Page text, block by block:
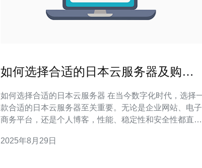
如何选择合适的日本云服务器及购买
如何选择合适的日本云服务器 在当今数字化时代，选择一
款合适的日本云服务器至关重要。无论是企业网站、电子
商务平台，还是个人博客，性能、稳定性和安全性都直接
指南和实用建议，帮助您做出明智的选择。 以下是本文的
2025年8月29日